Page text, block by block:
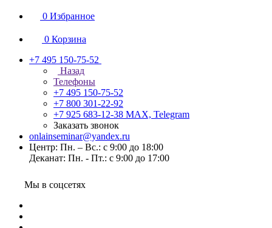
0 Избранное
0 Корзина
+7 495 150-75-52
Назад
Телефоны
+7 495 150-75-52
+7 800 301-22-92
+7 925 683-12-38 MAX, Telegram
Заказать звонок
onlainseminar@yandex.ru
Центр: Пн. – Вс.: с 9:00 до 18:00
Деканат: Пн. - Пт.: с 9:00 до 17:00
Мы в соцсетях